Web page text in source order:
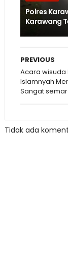
Polres
Karawang
PREVIOUS
Acara wisuda
Islamnyah
Sangat
Tidak ada